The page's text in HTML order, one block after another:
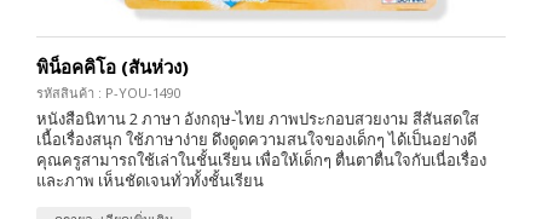
พิน็อคคิโอ (สันห่วง)
รหัสสินค้า : P-YOU-1490
หนังสือนิทาน 2 ภาษา อังกฤษ-ไทย ภาพประกอบสวยงาม สีสันสดใส
เนื้อเรื่องสนุก ใช้ภาษาง่าย ดึงดูดความสนใจของเด็กๆ ได้เป็นอย่างดี
คุณครูสามารถใช้เล่าในชั้นเรียน เพื่อให้เด็กๆ ตื่นตาตื่นใจกับเนื่อเรื่อง
และภาพ เห็นชัดเจนทั่วทั้งชั้นเรียน